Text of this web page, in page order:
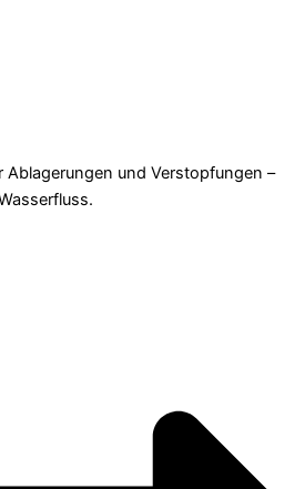
Ablagerungen und Verstopfungen –